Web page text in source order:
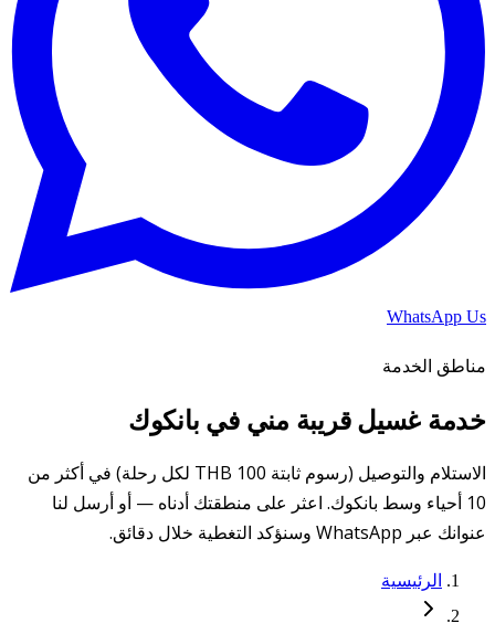
WhatsApp Us
مناطق الخدمة
خدمة غسيل قريبة مني في بانكوك
الاستلام والتوصيل (رسوم ثابتة 100 THB لكل رحلة) في أكثر من
10 أحياء وسط بانكوك. اعثر على منطقتك أدناه — أو أرسل لنا
عنوانك عبر WhatsApp وسنؤكد التغطية خلال دقائق.
الرئيسية